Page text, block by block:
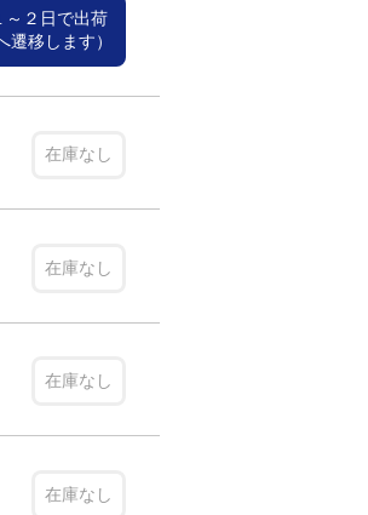
～２日で出荷
遷移します）
在庫なし
在庫なし
在庫なし
在庫なし